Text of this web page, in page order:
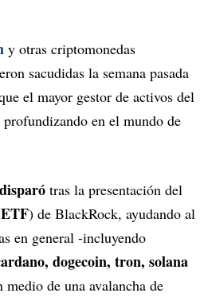
y otras criptomonedas
sacudidas la semana pasada
el mayor gestor de activos del
profundizando en el mundo de
tras la presentación del
ETF) de BlackRock, ayudando al
en general -incluyendo
dogecoin, tron, solana
medio de una avalancha de